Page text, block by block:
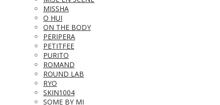
MISSHA
O HUI
ON THE BODY
PERIPERA
PETITFEE
PURITO
ROMAND
ROUND LAB
RYO
SKIN1004
SOME BY MI